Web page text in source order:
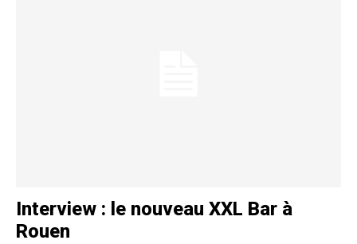
Interview : le nouveau XXL Bar à
Rouen